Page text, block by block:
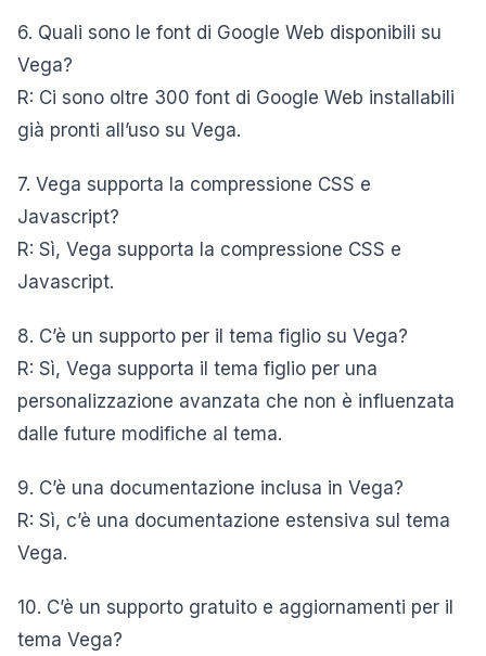
6. Quali sono le font di Google Web disponibili su
Vega?
R: Ci sono oltre 300 font di Google Web installabili
già pronti all’uso su Vega.
7. Vega supporta la compressione CSS e
Javascript?
R: Sì, Vega supporta la compressione CSS e
Javascript.
8. C’è un supporto per il tema figlio su Vega?
R: Sì, Vega supporta il tema figlio per una
personalizzazione avanzata che non è influenzata
dalle future modifiche al tema.
9. C’è una documentazione inclusa in Vega?
R: Sì, c’è una documentazione estensiva sul tema
Vega.
10. C’è un supporto gratuito e aggiornamenti per il
tema Vega?